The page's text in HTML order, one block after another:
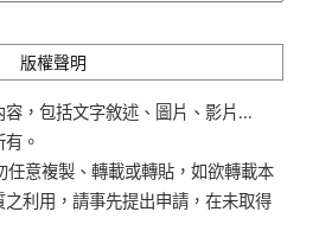
版權聲明
，包括文字敘述、圖片、影片...
。
任意複製、轉載或轉貼，如欲轉載本
利用，請事先提出申請，在未取得